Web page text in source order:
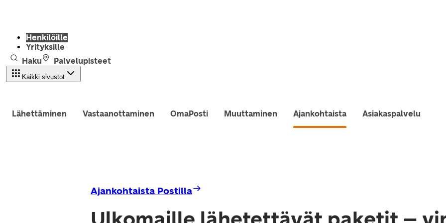
Henkilöille
Yrityksille
Haku
Palvelupisteet
Kaikki sivustot
Lähettäminen Vastaanottaminen OmaPosti Muuttaminen Ajankohtaista Asiakaspalvelu
Ajankohtaista Postilla